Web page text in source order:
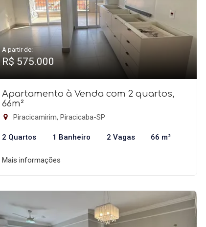
A partir de:
R$ 575.000
Apartamento à Venda com 2 quartos,
66m²
Piracicamirim, Piracicaba-SP
2 Quartos 1 Banheiro 2 Vagas 66 m²
Mais informações